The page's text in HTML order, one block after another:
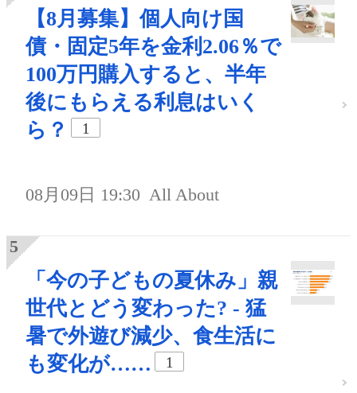
【8月募集】個人向け国
債・固定5年を金利2.06％で
100万円購入すると、半年
後にもらえる利息はいく
ら？
1
08月09日 19:30 All About
「今の子どもの夏休み」親
世代とどう変わった? - 猛
暑で外遊び減少、食生活に
も変化が……
1